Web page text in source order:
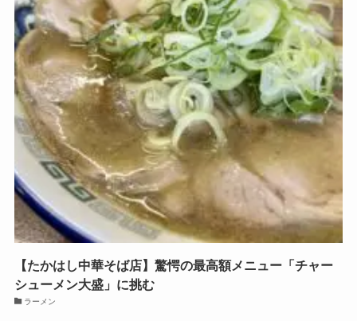
【たかはし中華そば店】驚愕の最高額メニュー「チャー
シューメン大盛」に挑む
ラーメン